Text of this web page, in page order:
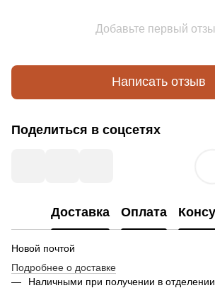
Добавьте первый
Написать отзыв
Поделиться в соцсетях
Доставка Оплата
Новой почтой
Подробнее о доставке
Наличными при получении в